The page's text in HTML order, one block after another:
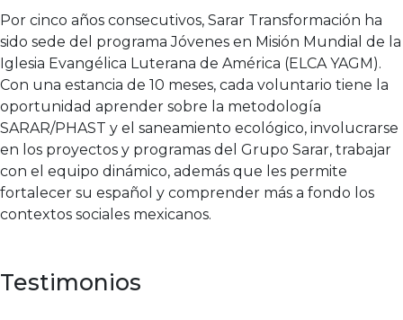
Por cinco años consecutivos, Sarar Transformación ha
sido sede del programa Jóvenes en Misión Mundial de la
Iglesia Evangélica Luterana de América (ELCA YAGM).
Con una estancia de 10 meses, cada voluntario tiene la
oportunidad aprender sobre la metodología
SARAR/PHAST y el saneamiento ecológico, involucrarse
en los proyectos y programas del Grupo Sarar, trabajar
con el equipo dinámico, además que les permite
fortalecer su español y comprender más a fondo los
contextos sociales mexicanos.
Testimonios